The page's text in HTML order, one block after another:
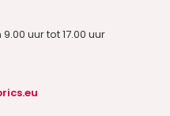
uur tot 17.00 uur